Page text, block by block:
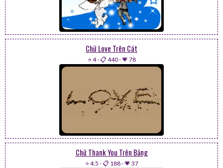
Chữ Love Trên Cát
⭐ 4-📋 440-💗 78
Chữ Thank You Trên Bảng
⭐ 4.5 -📋 188-💗 37